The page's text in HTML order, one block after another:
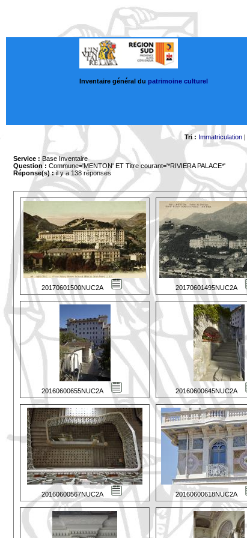
Inventaire général du patrimoine culturel
Tri : Immatriculation|
Service : Base Inventaire
Question : Commune='MENTON' ET Titre courant='*RIVIERA PALACE*'
Réponse(s) :il y a 138 réponses
20170601500NUC2A 20170601495NUC2A
20160600655NUC2A 20160600645NUC2A
20160600567NUC2A 20160600618NUC2A